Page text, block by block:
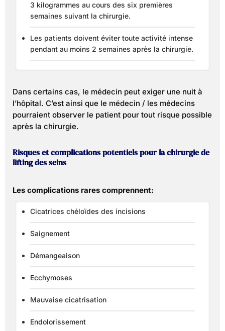
3 kilogrammes au cours des six premières
semaines suivant la chirurgie.
Les patients doivent éviter toute activité intense
pendant au moins 2 semaines après la chirurgie.
Dans certains cas, le médecin peut exiger une nuit à
l’hôpital. C’est ainsi que le médecin / les médecins
pourraient observer le patient pour tout risque possible
après la chirurgie.
Risques et complications potentiels pour la chirurgie de
lifting des seins
Les complications rares comprennent:
Cicatrices chéloïdes des incisions
Saignement
Démangeaison
Ecchymoses
Mauvaise cicatrisation
Endolorissement